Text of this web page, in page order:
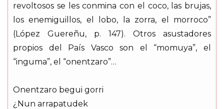
revoltosos se les conmina con el coco, las brujas,
los enemiguillos, el lobo, la zorra, el morroco”
(López Guereñu, p. 147). Otros asustadores
propios del País Vasco son el “momuya”, el
“inguma”, el “onentzaro”…
Onentzaro begui gorri
¿Nun arrapatudek